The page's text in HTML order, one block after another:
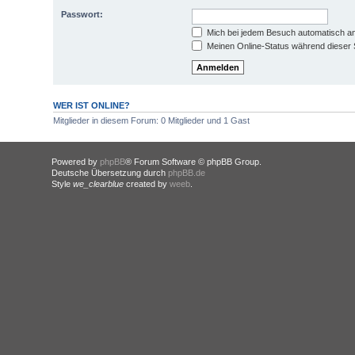
Passwort:
Mich bei jedem Besuch automatisch
Meinen Online-Status während dieser
WER IST ONLINE?
Mitglieder in diesem Forum: 0 Mitglieder und 1 Gast
Powered by phpBB® Forum Software © phpBB Group.
Deutsche Übersetzung durch phpBB.de
Style we_clearbluecreated by weeb.